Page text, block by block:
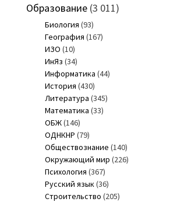
Образование(3 011)
Биология (93)
География (167)
ИЗО (10)
ИнЯз (34)
Информатика (44)
История (430)
Литература (345)
Математика (33)
ОБЖ(146)
ОДНКНР (79)
Обществознание (140)
Окружающий мир (226)
Психология (367)
Русский язык(36)
Строительство (205)